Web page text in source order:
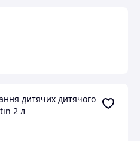
дитячих дитячого
2 л